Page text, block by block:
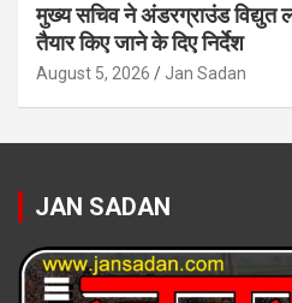
मुख्य सचिव ने अंडरग्राउंड विद्युत
तैयार किए जाने के दिए निर्देश
August 5, 2026 Jan Sadan
JAN SADAN